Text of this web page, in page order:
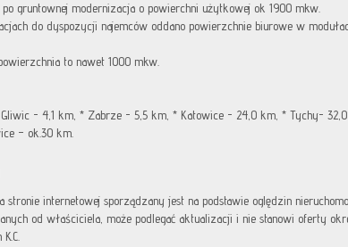
gruntownej modernizacja o powierchni użytkowej ok 1900 mkw.
do dyspozycji najemców oddano powierzchnie biurowe w
to nawet 1000 mkw.
Gliwic - 4,1 km, * Zabrze - 5,5 km, * Katowice - 24,0 km, * Tychy-
– ok.30 km.
stronie internetowej sporządzany jest na podstawie oględzin
od właściciela, może podlegać aktualizacji i nie stanowi oferty